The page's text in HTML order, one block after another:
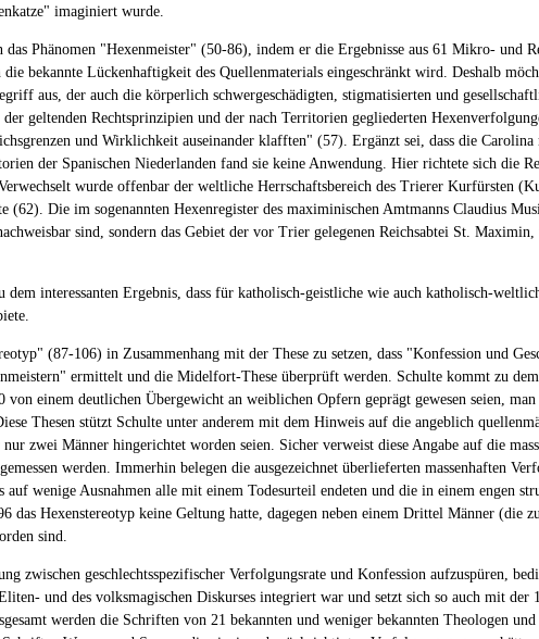
imaginiert wurde.
Phänomen "Hexenmeister" (50-86), indem er die Ergebnisse aus 61 Mikro- und
bekannte Lückenhaftigkeit des Quellenmaterials eingeschränkt wird. Deshalb
aus, der auch die körperlich schwergeschädigten, stigmatisierten und
geltenden Rechtsprinzipien und der nach Territorien gegliederten
und Wirklichkeit auseinander klafften" (57). Ergänzt sei, dass die
der Spanischen Niederlanden fand sie keine Anwendung. Hier richtete sich die
wurde offenbar der weltliche Herrschaftsbereich des Trierer Kurfürsten
(62). Die im sogenannten Hexenregister des maximinischen Amtmanns Claudius
sind, sondern das Gebiet der vor Trier gelegenen Reichsabtei St.
dem interessanten Ergebnis, dass für katholisch-geistliche wie auch katholisch-
(87-106) in Zusammenhang mit der These zu setzen, dass "Konfession und
ermittelt und die Midelfort-These überprüft werden. Schulte kommt zu
einem deutlichen Übergewicht an weiblichen Opfern geprägt gewesen seien,
Thesen stützt Schulte unter anderem mit dem Hinweis auf die angeblich
zwei Männer hingerichtet worden seien. Sicher verweist diese Angabe auf die
werden. Immerhin belegen die ausgezeichnet überlieferten massenhaften
wenige Ausnahmen alle mit einem Todesurteil endeten und die in einem engen
das Hexenstereotyp keine Geltung hatte, dagegen neben einem Drittel Männer
sind.
zwischen geschlechtsspezifischer Verfolgungsrate und Konfession aufzuspüren,
und des volksmagischen Diskurses integriert war und setzt sich so auch mit
werden die Schriften von 21 bekannten und weniger bekannten Theologen